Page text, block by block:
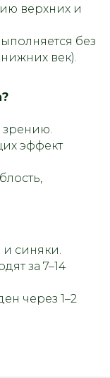
верхних и
без
век).
эффект
синяки.
за 7–14
через 1–2